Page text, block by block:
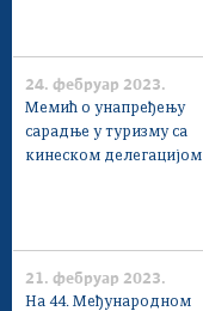
24. фебруар 2023.
Мемић о унапређењу
сарадње у туризму са
кинеском делегацијом
21. фебруар 2023.
На 44. Међународном